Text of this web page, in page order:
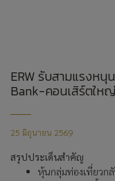
ERW รับสามแรงหนุ
Bank-คอนเสิร์ตใหญ่
25 มิถุนายน 2569
สรุปประเด็นสำคัญ
หุ้นกลุ่มท่องเที่ยวก